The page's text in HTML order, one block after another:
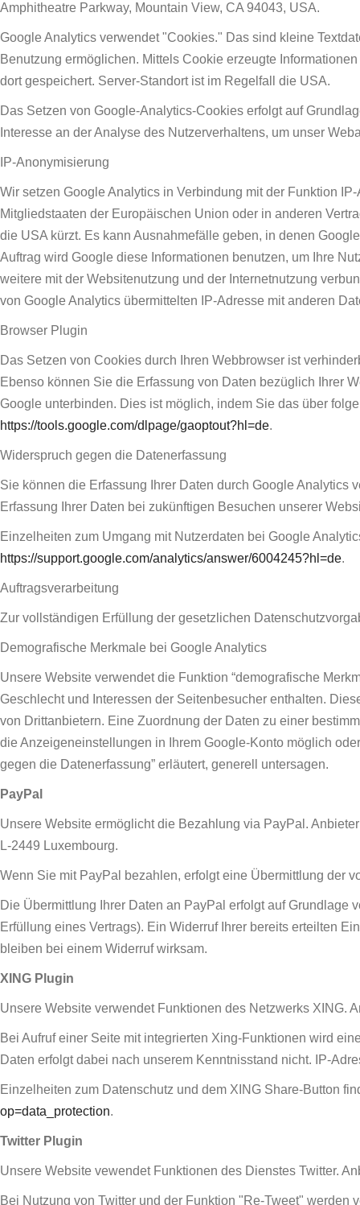
Amphitheatre Parkway, Mountain View, CA 94043, USA.
Google Analytics verwendet "Cookies." Das sind kleine
Benutzung ermöglichen. Mittels Cookie erzeugte
dort gespeichert. Server-Standort ist im Regelfall die USA.
Das Setzen von Google-Analytics-Cookies erfolgt auf
Interesse an der Analyse des Nutzerverhaltens, um unser
IP-Anonymisierung
Wir setzen Google Analytics in Verbindung mit der Funktion
Mitgliedstaaten der Europäischen Union oder in anderen
die USA kürzt. Es kann Ausnahmefälle geben, in denen
Auftrag wird Google diese Informationen benutzen, um Ihre
weitere mit der Websitenutzung und der Internetnutzung
von Google Analytics übermittelten IP-Adresse mit anderen
Browser Plugin
Das Setzen von Cookies durch Ihren Webbrowser ist
Ebenso können Sie die Erfassung von Daten bezüglich Ihrer
Google unterbinden. Dies ist möglich, indem Sie das über
https://tools.google.com/dlpage/gaoptout?hl=de.
Widerspruch gegen die Datenerfassung
Sie können die Erfassung Ihrer Daten durch Google Analytics
Erfassung Ihrer Daten bei zukünftigen Besuchen unserer
Einzelheiten zum Umgang mit Nutzerdaten bei Google
https://support.google.com/analytics/answer/6004245?hl=de.
Auftragsverarbeitung
Zur vollständigen Erfüllung der gesetzlichen
Demografische Merkmale bei Google Analytics
Unsere Website verwendet die Funktion “demografische
Geschlecht und Interessen der Seitenbesucher enthalten.
von Drittanbietern. Eine Zuordnung der Daten zu einer
die Anzeigeneinstellungen in Ihrem Google-Konto möglich
gegen die Datenerfassung” erläutert, generell untersagen.
PayPal
Unsere Website ermöglicht die Bezahlung via PayPal.
L-2449 Luxembourg.
Wenn Sie mit PayPal bezahlen, erfolgt eine Übermittlung der
Die Übermittlung Ihrer Daten an PayPal erfolgt auf Grundlage
Erfüllung eines Vertrags). Ein Widerruf Ihrer bereits erteilten
bleiben bei einem Widerruf wirksam.
XING Plugin
Unsere Website verwendet Funktionen des Netzwerks XING.
Bei Aufruf einer Seite mit integrierten Xing-Funktionen wird
Daten erfolgt dabei nach unserem Kenntnisstand nicht. IP-
Einzelheiten zum Datenschutz und dem XING Share-Button
op=data_protection.
Twitter Plugin
Unsere Website vewendet Funktionen des Dienstes Twitter.
Bei Nutzung von Twitter und der Funktion "Re-Tweet" werden